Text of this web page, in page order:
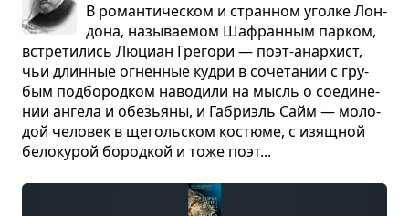
В роман­ти­че­ском и стран­ном уголке Лон­
дона, назы­ва­е­мом Шафран­ным пар­ком,
встре­ти­лись Люциан Гре­гори — поэт-анар­хист,
чьи длин­ные огнен­ные кудри в соче­та­нии с гру­
бым под­бо­род­ком наво­дили на мысль о соеди­не­
нии ангела и обе­зьяны, и Габри­эль Сайм — моло­
дой чело­век в щеголь­ском костюме, с изящ­ной
бело­ку­рой бород­кой и тоже поэт...